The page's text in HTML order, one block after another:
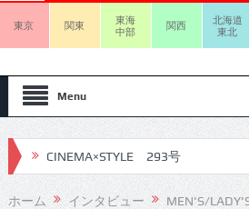
東京 関東
東海
中部
関西
北海道
東北
Menu
CINEMA×STYLE 292号
CINEMA×STYLE 291号
ホーム インタビュー MEN'S/